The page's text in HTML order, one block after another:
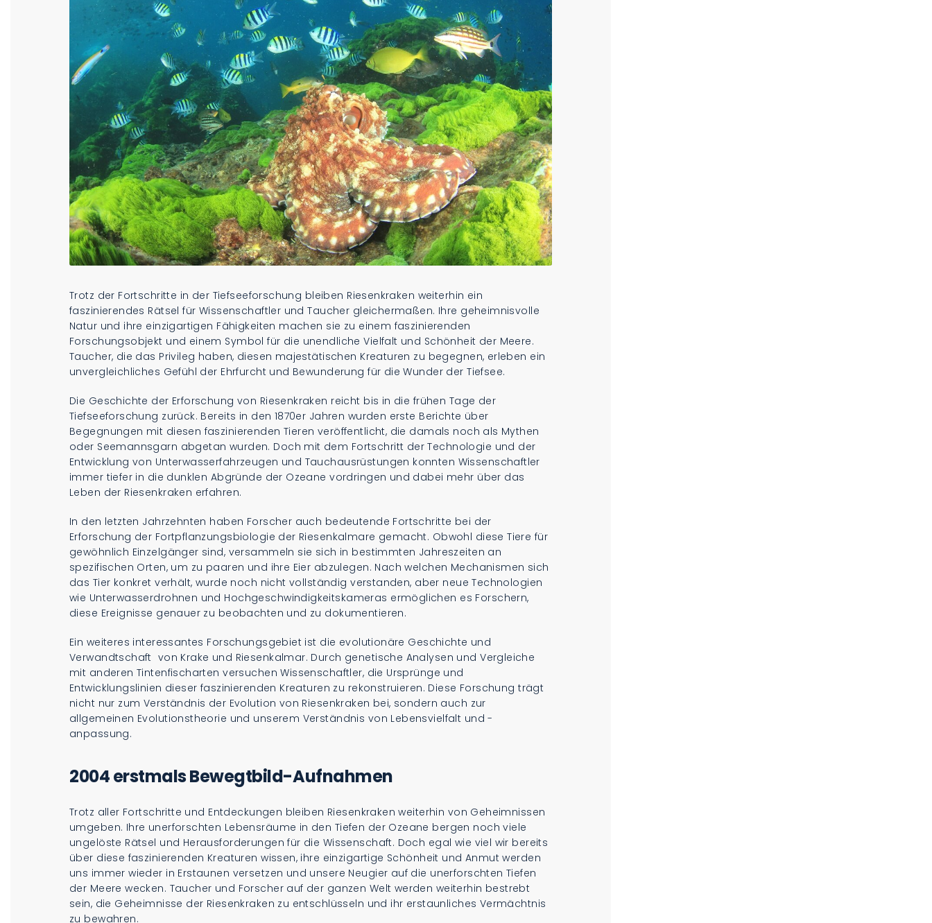
Trotz der Fortschritte in der Tiefseeforschung bleiben Riesenkraken weiterhin ein
faszinierendes Rätsel für Wissenschaftler und Taucher gleichermaßen. Ihre geheimnisvolle
Natur und ihre einzigartigen Fähigkeiten machen sie zu einem faszinierenden
Forschungsobjekt und einem Symbol für die unendliche Vielfalt und Schönheit der Meere.
Taucher, die das Privileg haben, diesen majestätischen Kreaturen zu begegnen, erleben ein
unvergleichliches Gefühl der Ehrfurcht und Bewunderung für die Wunder der Tiefsee.
Die Geschichte der Erforschung von Riesenkraken reicht bis in die frühen Tage der
Tiefseeforschung zurück. Bereits in den 1870er Jahren wurden erste Berichte über
Begegnungen mit diesen faszinierenden Tieren veröffentlicht, die damals noch als Mythen
oder Seemannsgarn abgetan wurden. Doch mit dem Fortschritt der Technologie und der
Entwicklung von Unterwasserfahrzeugen und Tauchausrüstungen konnten Wissenschaftler
immer tiefer in die dunklen Abgründe der Ozeane vordringen und dabei mehr über das
Leben der Riesenkraken erfahren.
In den letzten Jahrzehnten haben Forscher auch bedeutende Fortschritte bei der
Erforschung der Fortpflanzungsbiologie der Riesenkalmare gemacht. Obwohl diese Tiere für
gewöhnlich Einzelgänger sind, versammeln sie sich in bestimmten Jahreszeiten an
spezifischen Orten, um zu paaren und ihre Eier abzulegen. Nach welchen Mechanismen sich
das Tier konkret verhält, wurde noch nicht vollständig verstanden, aber neue Technologien
wie Unterwasserdrohnen und Hochgeschwindigkeitskameras ermöglichen es Forschern,
diese Ereignisse genauer zu beobachten und zu dokumentieren.
Ein weiteres interessantes Forschungsgebiet ist die evolutionäre Geschichte und
Verwandtschaft von Krake und Riesenkalmar. Durch genetische Analysen und Vergleiche
mit anderen Tintenfischarten versuchen Wissenschaftler, die Ursprünge und
Entwicklungslinien dieser faszinierenden Kreaturen zu rekonstruieren. Diese Forschung trägt
nicht nur zum Verständnis der Evolution von Riesenkraken bei, sondern auch zur
allgemeinen Evolutionstheorie und unserem Verständnis von Lebensvielfalt und -
anpassung.
2004 erstmals Bewegtbild-Aufnahmen
Trotz aller Fortschritte und Entdeckungen bleiben Riesenkraken weiterhin von Geheimnissen
umgeben. Ihre unerforschten Lebensräume in den Tiefen der Ozeane bergen noch viele
ungelöste Rätsel und Herausforderungen für die Wissenschaft. Doch egal wie viel wir bereits
über diese faszinierenden Kreaturen wissen, ihre einzigartige Schönheit und Anmut werden
uns immer wieder in Erstaunen versetzen und unsere Neugier auf die unerforschten Tiefen
der Meere wecken. Taucher und Forscher auf der ganzen Welt werden weiterhin bestrebt
sein, die Geheimnisse der Riesenkraken zu entschlüsseln und ihr erstaunliches Vermächtnis
zu bewahren.